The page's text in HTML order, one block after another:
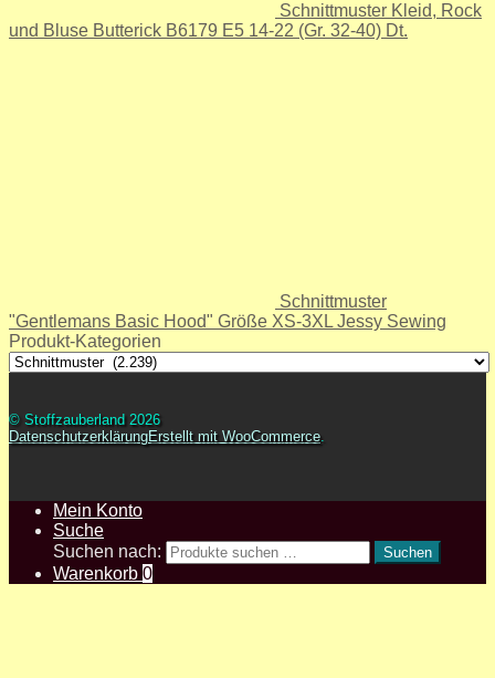
Schnittmuster Kleid, Rock
und Bluse Butterick B6179 E5 14-22 (Gr. 32-40) Dt.
Schnittmuster
"Gentlemans Basic Hood" Größe XS-3XL Jessy Sewing
Produkt-Kategorien
© Stoffzauberland 2026
DatenschutzerklärungErstellt mit WooCommerce.
Mein Konto
Suche
Suchen nach:
Suchen
Warenkorb 0